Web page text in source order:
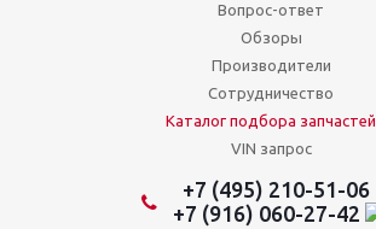
Вопрос-ответ
Обзоры
Производители
Сотрудничество
Каталог подбора запчастей
VIN запрос
+7 (495) 210-51-06
+7 (916) 060-27-42